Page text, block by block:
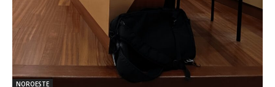
NOROESTE